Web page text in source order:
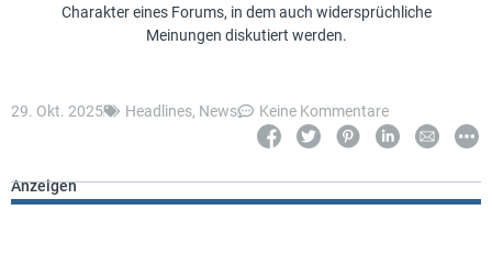
Charakter eines Forums, in dem auch widersprüchliche
Meinungen diskutiert werden.
29. Okt. 2025 Headlines, News Keine Kommentare
Anzeigen